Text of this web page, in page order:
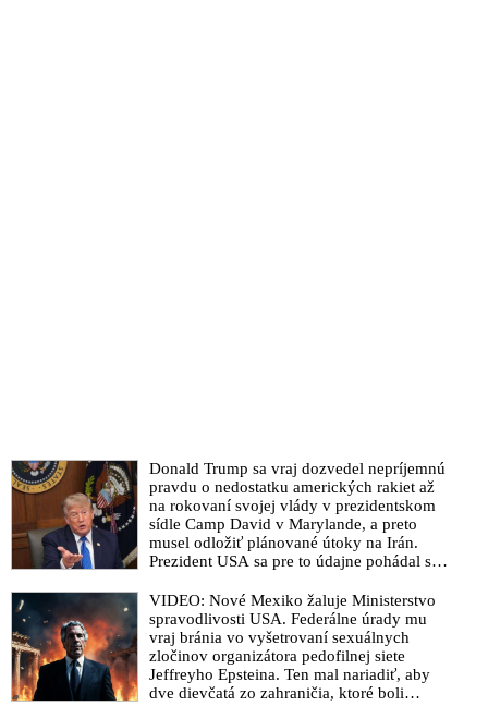
cestovať po Európe, straší Matovič a opäť kategorizuje ľudí na
zodpovedných a nezodpovedných
Bill Gates a Big Pharma v akcii a plán zavedení globálního
vakcínového programu
vakcíny. EÚ plánuje očkovať vakcínou od firiem Pfizer,
BioNTech a Moderna
VIDEO: Balení vakcíny na COVID-19 od firmy AstraZeneca
Covid preukaz – vstupenka na digitálne otroctvo
Donald Trump sa vraj dozvedel nepríjemnú
pravdu o nedostatku amerických rakiet až
na rokovaní svojej vlády v prezidentskom
sídle Camp David v Marylande, a preto
musel odložiť plánované útoky na Irán.
Prezident USA sa pre to údajne pohádal so
opaku
VIDEO: Nové Mexiko žaluje Ministerstvo
spravodlivosti USA. Federálne úrady mu
vraj bránia vo vyšetrovaní sexuálnych
zločinov organizátora pedofilnej siete
Jeffreyho Epsteina. Ten mal nariadiť, aby
dve dievčatá zo zahraničia, ktoré boli